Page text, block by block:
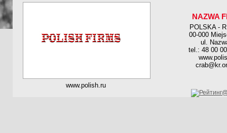
NAZWA
POLSKA -
00-000
ul.
tel.: 48 00
www.polish.ru